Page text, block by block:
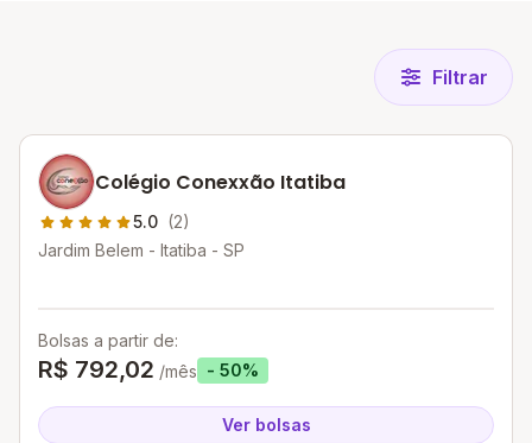
Filtrar
Colégio Conexxão Itatiba
5.0 (2)
Jardim Belem - Itatiba - SP
Bolsas a partir de:
R$ 792,02 /mês - 50%
Ver bolsas